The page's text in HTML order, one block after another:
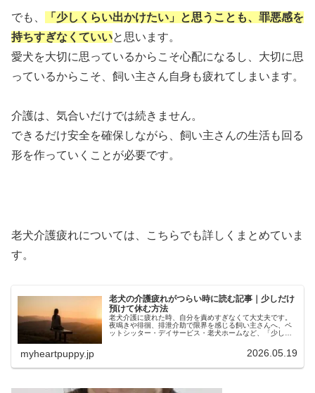
でも、
「少しくらい出かけたい」と思うことも、罪悪感を
持ちすぎなくていいと思います。
愛犬を大切に思っているからこそ心配になるし、大切に思
っているからこそ、飼い主さん自身も疲れてしまいます。
介護は、気合いだけでは続きません。
できるだけ安全を確保しながら、飼い主さんの生活も回る
形を作っていくことが必要です。
老犬介護疲れについては、こちらでも詳しくまとめていま
す。
老犬の介護疲れがつらい時に読む記事｜少しだけ
預けて休む方法
老犬介護に疲れた時、自分を責めすぎなくて大丈夫です。
夜鳴きや徘徊、排泄介助で限界を感じる飼い主さんへ、ペ
ットシッター・デイサービス・老犬ホームなど、「少しだ
myheartpuppy.jp 2026.05.19